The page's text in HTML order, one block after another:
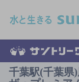
千葉駅(千葉県